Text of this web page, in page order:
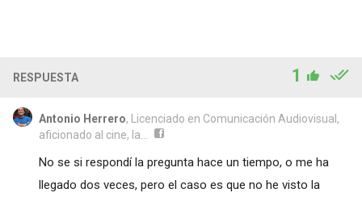
RESPUESTA 1
Antonio Herrero, Licenciado en Comunicación Audiovisual,
aficionado al cine, la...
No se si respondí la pregunta hace un tiempo, o me ha
llegado dos veces, pero el caso es que no he visto la